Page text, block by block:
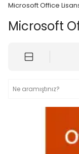
Microsoft Office
Microsoft